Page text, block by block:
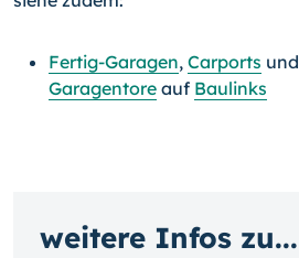
Fertig-Garagen, Carports und
Garagentore auf Baulinks
weitere Infos zu...